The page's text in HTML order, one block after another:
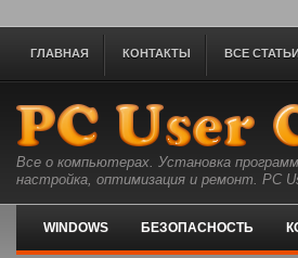
ГЛАВНАЯ КОНТАКТЫ ВСЕ
Все о компьютерах. Установка
настройка, оптимизация и ремонт. PC
WINDOWS БЕЗОПАСНОСТЬ